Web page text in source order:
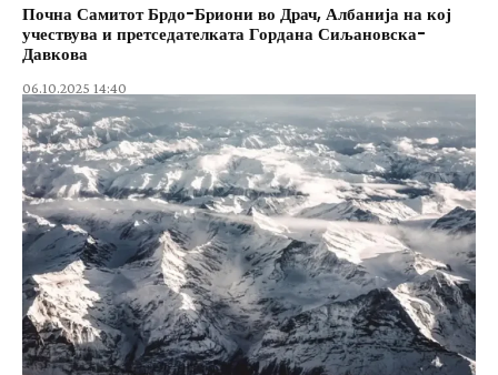
Почна Самитот Брдо-Бриони во Драч, Албанија на кој
учествува и претседателката Гордана Сиљановска-
Давкова
06.10.2025 14:40